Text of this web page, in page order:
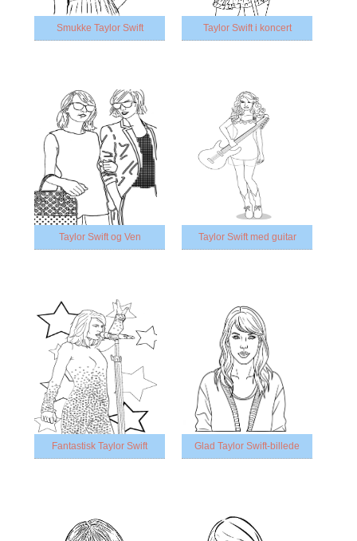
Smukke Taylor Swift Taylor Swift i koncert
Taylor Swift og Ven Taylor Swift med guitar
Fantastisk Taylor Swift Glad Taylor Swift-billede